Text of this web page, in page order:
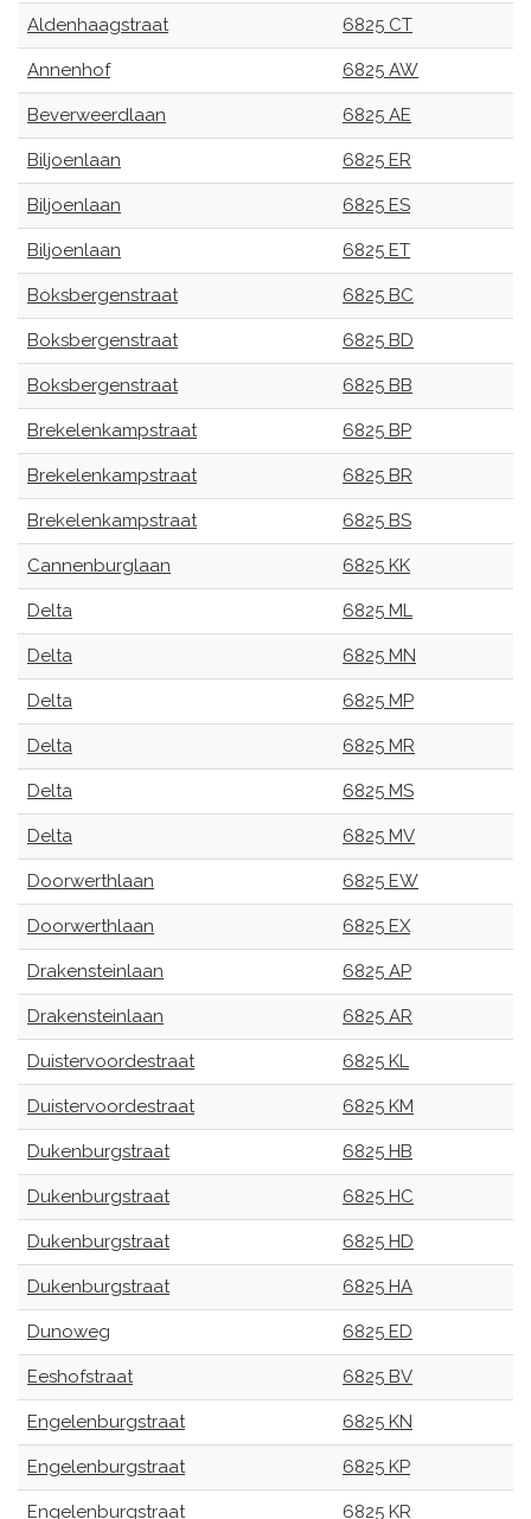
Aldenhaagstraat 6825 CT
Annenhof 6825 AW
Beverweerdlaan 6825 AE
Biljoenlaan 6825 ER
Biljoenlaan 6825 ES
Biljoenlaan 6825 ET
Boksbergenstraat 6825 BC
Boksbergenstraat 6825 BD
Boksbergenstraat 6825 BB
Brekelenkampstraat 6825 BP
Brekelenkampstraat 6825 BR
Brekelenkampstraat 6825 BS
Cannenburglaan 6825 KK
Delta 6825 ML
Delta 6825 MN
Delta 6825 MP
Delta 6825 MR
Delta 6825 MS
Delta 6825 MV
Doorwerthlaan 6825 EW
Doorwerthlaan 6825 EX
Drakensteinlaan 6825 AP
Drakensteinlaan 6825 AR
Duistervoordestraat 6825 KL
Duistervoordestraat 6825 KM
Dukenburgstraat 6825 HB
Dukenburgstraat 6825 HC
Dukenburgstraat 6825 HD
Dukenburgstraat 6825 HA
Dunoweg 6825 ED
Eeshofstraat 6825 BV
Engelenburgstraat 6825 KN
Engelenburgstraat 6825 KP
Engelenburgstraat 6825 KR